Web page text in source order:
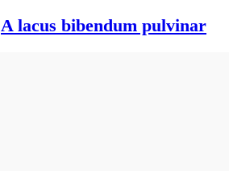
A lacus bibendum pulvinar